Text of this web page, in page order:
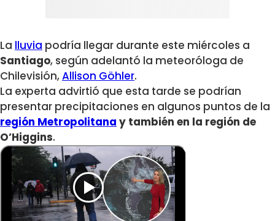
La lluvia podría llegar durante este miércoles a
Santiago, según adelantó la meteoróloga de
Chilevisión,Allison Göhler.
La experta advirtió que esta tarde se podrían
presentar precipitaciones en algunos puntos de la
región Metropolitana y también en la región de
O’Higgins.